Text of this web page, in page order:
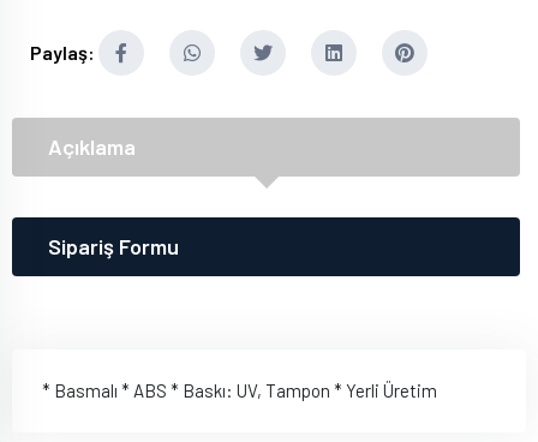
Paylaş:
Açıklama
Sipariş Formu
* Basmalı * ABS * Baskı: UV, Tampon * Yerli Üretim